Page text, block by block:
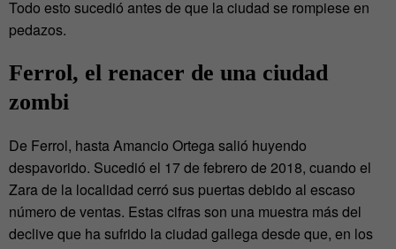
Todo esto sucedió antes de que la ciudad se rompiese en
pedazos.
Ferrol, el renacer de una ciudad
zombi
De Ferrol, hasta Amancio Ortega salió huyendo
despavorido. Sucedió el 17 de febrero de 2018, cuando el
Zara de la localidad cerró sus puertas debido al escaso
número de ventas. Estas cifras son una muestra más del
declive que ha sufrido la ciudad gallega desde que, en los